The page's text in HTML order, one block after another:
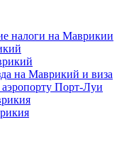
налоги на Маврикии
на Маврикий и виза
Порт-Луи